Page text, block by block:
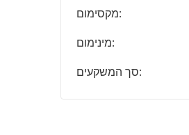
מקסימום:
מינימום:
סך המשקעים: